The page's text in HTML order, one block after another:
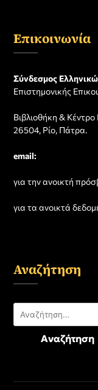
Επικοινωνία
Σύνδεσμος
Επιστημονικής
Βιβλιοθήκη &
26504, Ρίο, Πάτρα.
email:
για την ανοικτή
για τα ανοικτά
Αναζήτηση
Αναζήτηση
για: